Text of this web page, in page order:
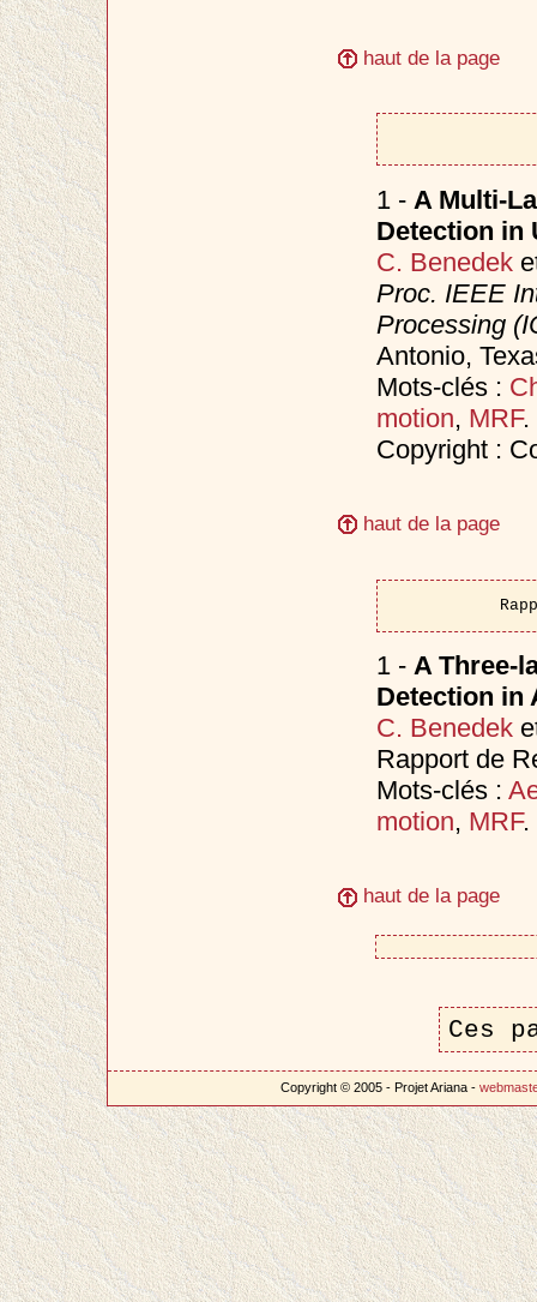
haut de la page
1 - A Multi-
Detection in
C. Benedek
Proc. IEEE
Processing
Antonio,
Mots-clés :
motion, MRF.
Copyright :
haut de la page
1 - A Three-
Detection in
C. Benedek
Rapport de
Mots-clés :
motion, MRF.
haut de la page
Ces
Copyright © 2005 - Projet Ariana -